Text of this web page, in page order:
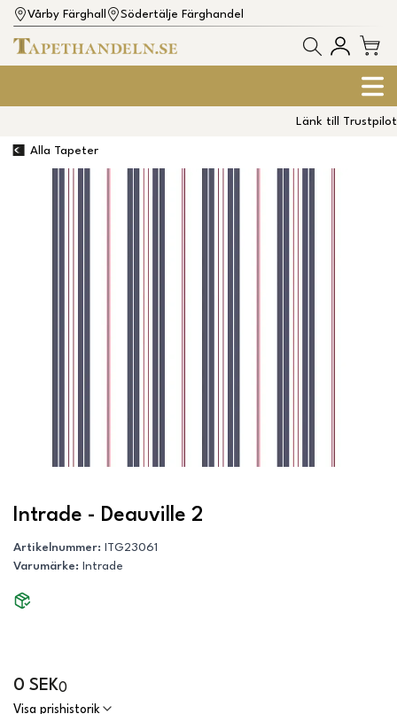
Vårby Färghall Södertälje Färghandel
Länk till Trustpilot
Alla Tapeter
Intrade - Deauville 2
Artikelnummer:
ITG23061
Varumärke: Intrade
0 SEK0
Visa prishistorik